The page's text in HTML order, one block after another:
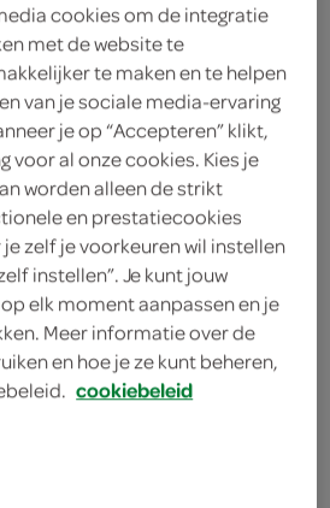
zijn niet zichtbaar bij de
wél automatisch
cookies om de integratie
met de website te
te maken en te helpen
van je sociale media-ervaring
je op “Accepteren” klikt,
voor al onze cookies. Kies je
worden alleen de strikt
en prestatiecookies
zelf je voorkeuren wil instellen
instellen”. Je kunt jouw
elk moment aanpassen en je
Meer informatie over de
en hoe je ze kunt beheren,
cookiebeleid